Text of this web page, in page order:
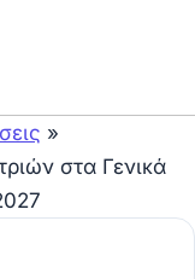
»
στα Γενικά